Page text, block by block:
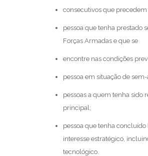
consecutivos que
pessoa que tenha prestado
Forças Armadas e que se
encontre nas condições
pessoa em situação de
pessoas a quem tenha sido
principal;
pessoa que tenha
interesse estratégico,
tecnológico.